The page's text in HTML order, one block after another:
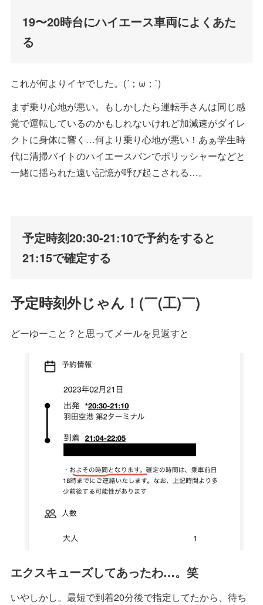
19〜20時台にハイエース車両によくあた
る
これが何よりイヤでした。(´；ω；`)
まず乗り心地が悪い。もしかしたら運転手さんは同じ感
覚で運転しているのかもしれないけれど加減速がダイレ
クトに身体に響く…何より乗り心地が悪い！あぁ学生時
代に清掃バイトのハイエースバンでポリッシャーなどと
一緒に揺られた遠い記憶が呼び起こされる…。
予定時刻20:30-21:10で予約をすると
21:15で確定する
予定時刻外じゃん！(￣(工)￣)
どーゆーこと？と思ってメールを見返すと
エクスキューズしてあったわ…。笑
いやしかし。最短で到着20分後で指定してたから、待ち